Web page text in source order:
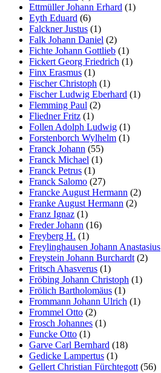
Ettmüller Johann Erhard (1)
Eyth Eduard (6)
Falckner Justus (1)
Falk Johann Daniel (2)
Fichte Johann Gottlieb (1)
Fickert Georg Friedrich (1)
Finx Erasmus (1)
Fischer Christoph (1)
Fischer Ludwig Eberhard (1)
Flemming Paul (2)
Fliedner Fritz (1)
Follen Adolph Ludwig (1)
Forstenborch Wylhelm (1)
Franck Johann (55)
Franck Michael (1)
Franck Petrus (1)
Franck Salomo (27)
Francke August Hermann (2)
Franke August Hermann (2)
Franz Ignaz (1)
Freder Johann (16)
Freyberg H. (1)
Freylinghausen Johann Anastasius
Freystein Johann Burchardt (2)
Fritsch Ahasverus (1)
Fröbing Johann Christoph (1)
Frölich Bartholomäus (1)
Frommann Johann Ulrich (1)
Frommel Otto (2)
Frosch Johannes (1)
Funcke Otto (1)
Garve Carl Bernhard (18)
Gedicke Lampertus (1)
Gellert Christian Fürchtegott (56)